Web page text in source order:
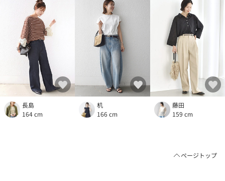
長島
164 cm
机
166 cm
藤田
159 cm
ページトップ